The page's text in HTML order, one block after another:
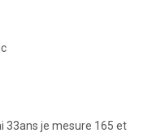
33ans je mesure 165 et